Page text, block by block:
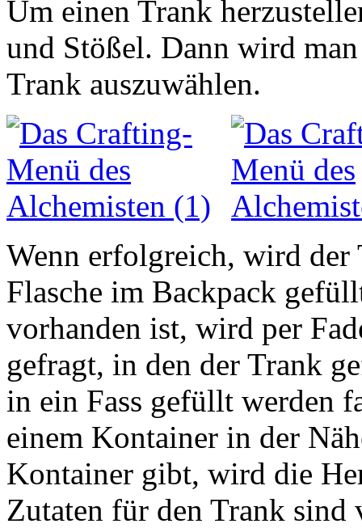
Um einen Trank
und Stößel. Dann wird
Trank auszuwählen.
Wenn erfolgreich, wird der
Flasche im Backpack
vorhanden ist, wird per
gefragt, in den der Trank
in ein Fass gefüllt werden
einem Kontainer in der
Kontainer gibt, wird die
Zutaten für den Trank sind